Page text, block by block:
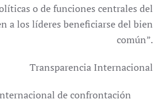
o de funciones centrales del
a los líderes benefi­ciarse del bien
común”.
Transparencia Internacional
de confrontación